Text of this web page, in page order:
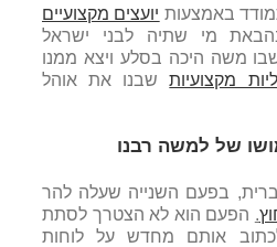
באמצעות יועצים מקצועיים
מי שתיה לבני ישראל
משה היכה בסלע ויצא ממנו
מקצועיותשבנו את אוהל
של למשה רבנו
בפעם השנייה שעלה להר
. הפעם הוא לא הצטרך לסתת
אותם מחדש על לוחות